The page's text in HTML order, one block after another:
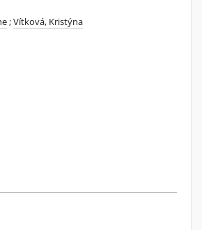
;Vítková, Kristýna